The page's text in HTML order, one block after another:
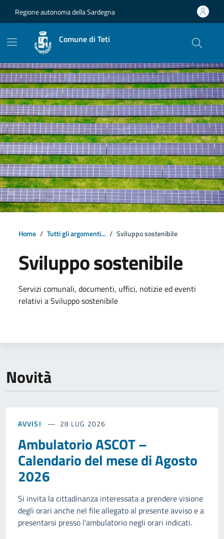
Regione autonoma della Sardegna
Comune di Teti
Home Tutti gli argomenti... Sviluppo sostenibile
Sviluppo sostenibile
Dettagli della notizia
Servizi comunali, documenti, uffici, notizie ed eventi
relativi a Sviluppo sostenibile
Novità
AVVISI 28 LUG 2026
Ambulatorio ASCOT –
Calendario del mese di Agosto
2026
Si invita la cittadinanza interessata a prendere visione
degli orari anche nel file allegato al presente avviso e a
presentarsi presso l'ambulatorio negli orari indicati.